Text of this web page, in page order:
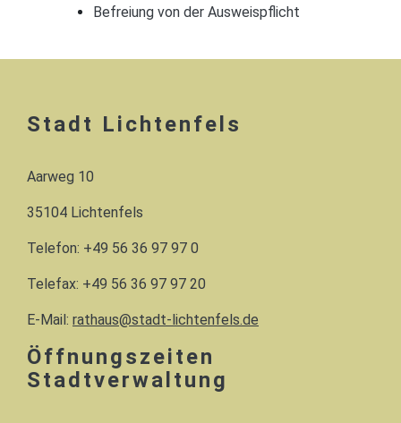
Befreiung von der Ausweispflicht
Stadt Lichtenfels
Aarweg 10
35104 Lichtenfels
Telefon: +49 56 36 97 97 0
Telefax: +49 56 36 97 97 20
E-Mail: rathaus@stadt-lichtenfels.de
Öffnungszeiten
Stadtverwaltung